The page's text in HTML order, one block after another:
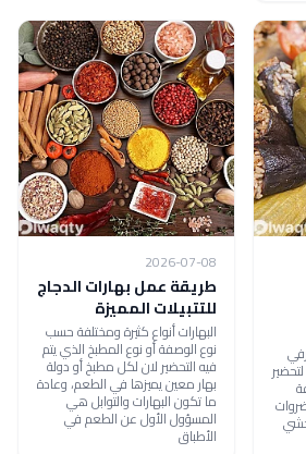
2026-07-08
طريقة عمل بهارات الدجاج
للتتبيلات المميزة
البهارات أنواع كثيرة ومختلفة حسب
نوع الوصفة أو نوع المطبخ الذي يتم
فيه التحضير لان لكل مطبخ أو دولة
بهار معين يميزها في الطعم، وعادة
ما تكون البهارات والتوابل هي
المسؤول الأول عن الطعم في
الأطباق